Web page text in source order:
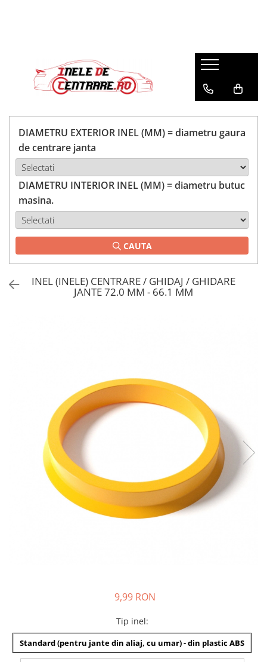
DIAMETRU EXTERIOR INEL (MM) = diametru gaura
de centrare janta
DIAMETRU INTERIOR INEL (MM) = diametru butuc
masina.
CAUTA
INEL (INELE) CENTRARE / GHIDAJ / GHIDARE
JANTE 72.0 MM - 66.1 MM
9,99 RON
Tip inel:
Standard (pentru jante din aliaj, cu umar) - din plastic ABS